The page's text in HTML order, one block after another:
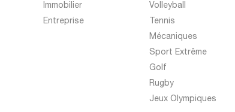
Immobilier
Entreprise
Volleyball
Tennis
Mécaniques
Sport Extrême
Golf
Rugby
Jeux Olympiques